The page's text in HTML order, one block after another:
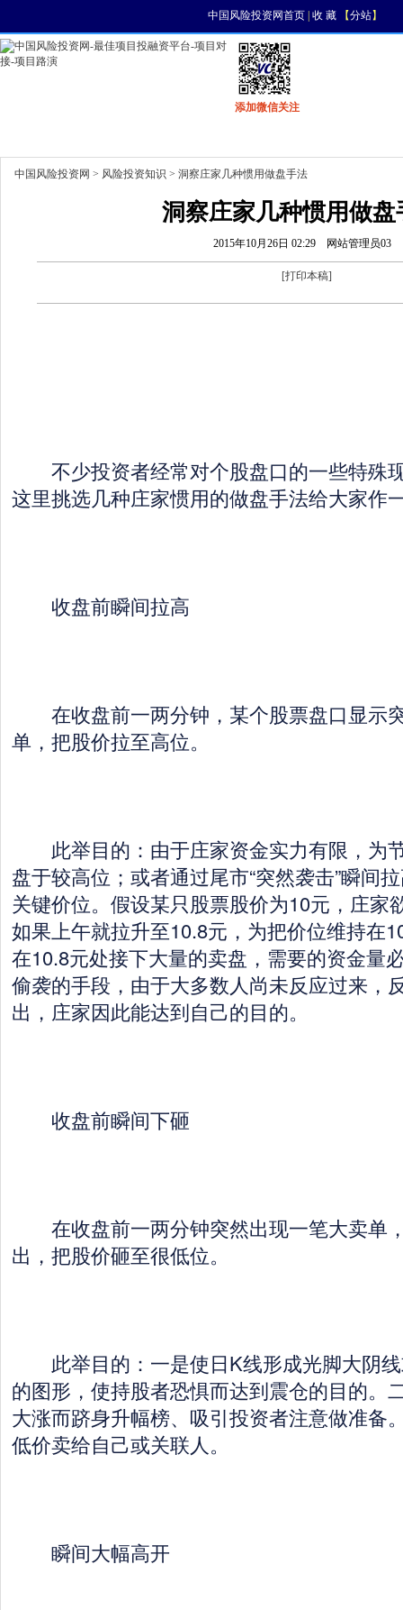
中国风险投资网首页| 收 藏【分站】
添加微信关注
中国风险投资网 > 风险投资知识 > 洞察庄家几种惯用做盘手法
洞察庄家几种惯用做盘
2015年10月26日 02:29 网站管理员03
[打印本稿]
不少投资者经常对个股盘口的一些特殊
这里挑选几种庄家惯用的做盘手法给大家作
收盘前瞬间拉高
在收盘前一两分钟，某个股票盘口显示
单，把股价拉至高位。
此举目的：由于庄家资金实力有限，为
盘于较高位；或者通过尾市“突然袭击”瞬间
关键价位。假设某只股票股价为10元，庄家
如果上午就拉升至10.8元，为把价位维持在
在10.8元处接下大量的卖盘，需要的资金量
偷袭的手段，由于大多数人尚未反应过来，
出，庄家因此能达到自己的目的。
收盘前瞬间下砸
在收盘前一两分钟突然出现一笔大卖单
出，把股价砸至很低位。
此举目的：一是使日K线形成光脚大阴线
的图形，使持股者恐惧而达到震仓的目的。
大涨而跻身升幅榜、吸引投资者注意做准备
低价卖给自己或关联人。
瞬间大幅高开